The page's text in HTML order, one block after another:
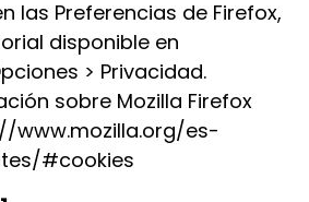
las Preferencias de Firefox,
disponible en
> Privacidad.
sobre Mozilla Firefox
www.mozilla.org/es-
#cookies